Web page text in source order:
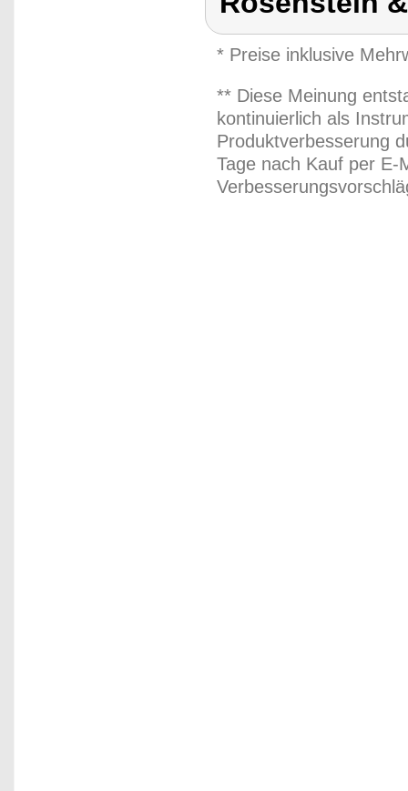
* Preise inklusive
** Diese Meinung
kontinuierlich als
Produktverbesserung
Tage nach Kauf per E-